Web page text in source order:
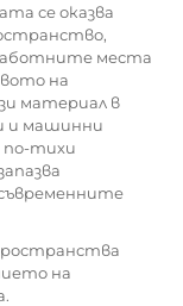
се оказва
места
на
материал в
и машинни
по-тихи
на